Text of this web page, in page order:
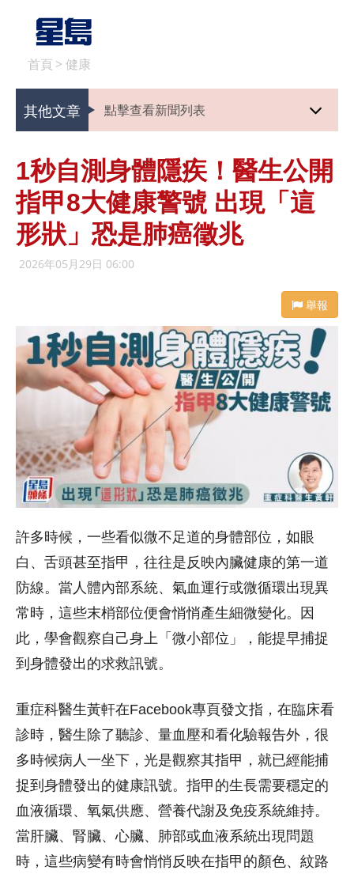
首頁 > 健康
其他文章 點擊查看新聞列表
1秒自測身體隱疾！醫生公開
指甲8大健康警號 出現「這
形狀」恐是肺癌徵兆
2026年05月29日 06:00
舉報
許多時候，一些看似微不足道的身體部位，如眼
白、舌頭甚至指甲，往往是反映內臟健康的第一道
防線。當人體內部系統、氣血運行或微循環出現異
常時，這些末梢部位便會悄悄產生細微變化。因
此，學會觀察自己身上「微小部位」，能提早捕捉
到身體發出的求救訊號。
重症科醫生黃軒在Facebook專頁發文指，在臨床看
診時，醫生除了聽診、量血壓和看化驗報告外，很
多時候病人一坐下，光是觀察其指甲，就已經能捕
捉到身體發出的健康訊號。指甲的生長需要穩定的
血液循環、氧氣供應、營養代謝及免疫系統維持。
當肝臟、腎臟、心臟、肺部或血液系統出現問題
時，這些病變有時會悄悄反映在指甲的顏色、紋路